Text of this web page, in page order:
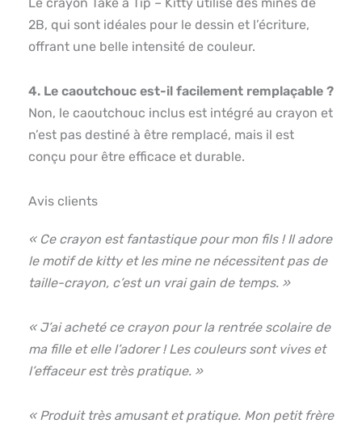
Le crayon Take a Tip – Kitty utilise des mines de
2B, qui sont idéales pour le dessin et l’écriture,
offrant une belle intensité de couleur.
4. Le caoutchouc est-il facilement remplaçable ?
Non, le caoutchouc inclus est intégré au crayon et
n’est pas destiné à être remplacé, mais il est
conçu pour être efficace et durable.
Avis clients
« Ce crayon est fantastique pour mon fils ! Il adore
le motif de kitty et les mine ne nécessitent pas de
taille-crayon, c’est un vrai gain de temps. »
« J’ai acheté ce crayon pour la rentrée scolaire de
ma fille et elle l’adorer ! Les couleurs sont vives et
l’effaceur est très pratique. »
« Produit très amusant et pratique. Mon petit frère